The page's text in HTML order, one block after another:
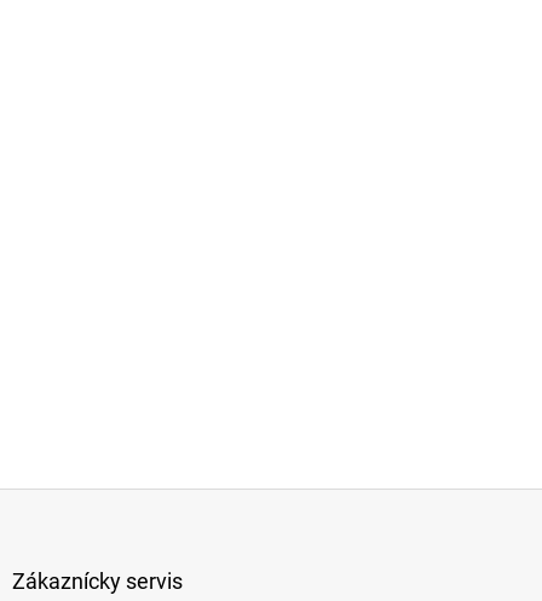
Zákaznícky servis